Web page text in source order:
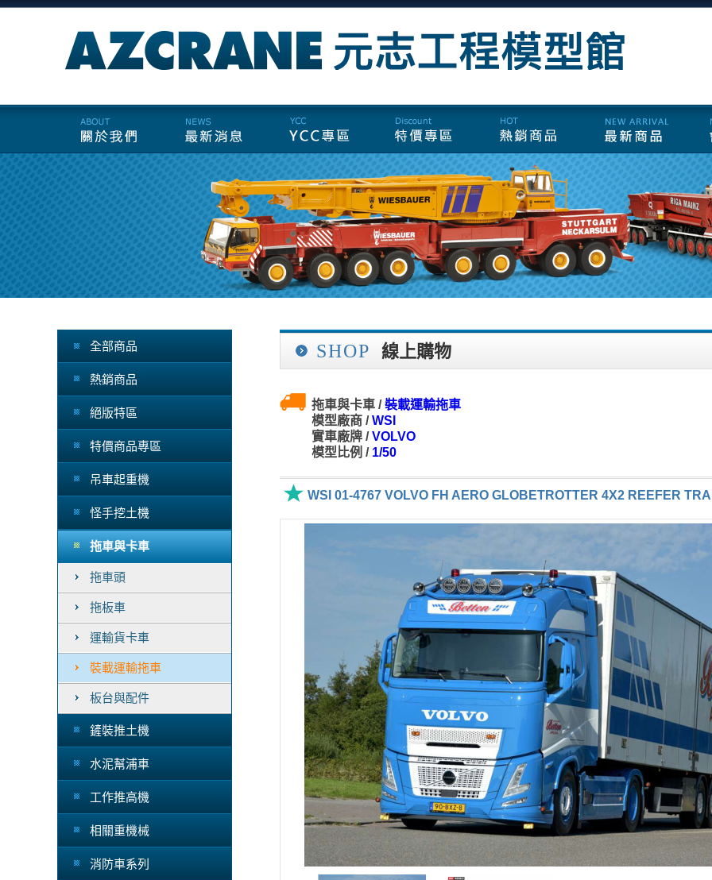
全部商品
熱銷商品
絕版特區
特價商品專區
吊車起重機
怪手挖土機
拖車與卡車
拖車頭
拖板車
運輸貨卡車
裝載運輸拖車
板台與配件
鏟裝推土機
水泥幫浦車
工作推高機
相關重機械
消防車系列
SHOP 線上購物
拖車與卡車 /裝載運輸拖車
模型廠商 /WSI
實車廠牌 /VOLVO
模型比例 / 1/50
WSI 01-4767 VOLVO FH AERO GLOBETROTTER 4X2 REEFER